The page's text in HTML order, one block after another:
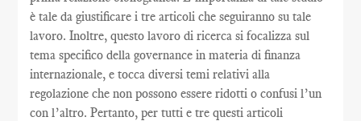
è tale da giustificare i tre articoli che seguiranno su tale
lavoro. Inoltre, questo lavoro di ricerca si focalizza sul
tema specifico della governance in materia di finanza
internazionale, e tocca diversi temi relativi alla
regolazione che non possono essere ridotti o confusi l’un
con l’altro. Pertanto, per tutti e tre questi articoli